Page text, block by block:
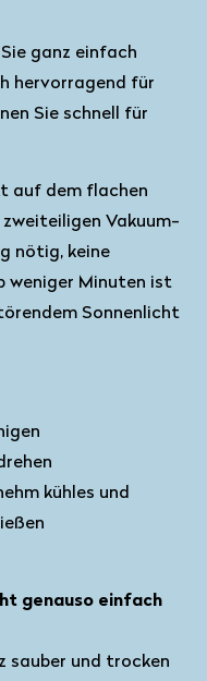
ganz einfach
hervorragend für
Sie schnell für
auf dem flachen
Vakuum-
nötig, keine
weniger Minuten ist
Sonnenlicht
kühles und
genauso einfach
sauber und trocken